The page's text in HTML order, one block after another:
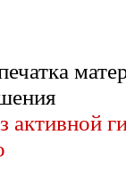
активной